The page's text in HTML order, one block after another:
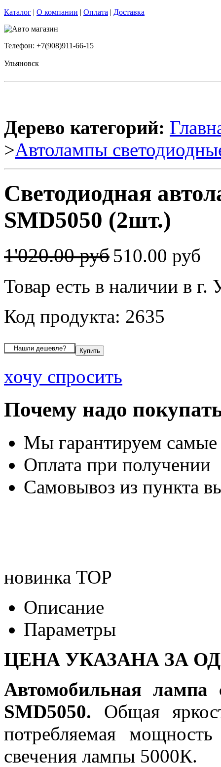
Каталог | О компании | Оплата | Доставка
Телефон: +7(908)911-66-15
Ульяновск
Дерево категорий:
>Автолампы
Светодиодная
SMD5050 (2шт.)
1'020.00 руб 510.00 руб
Товар есть в наличии в г.
Код продукта: 2635
хочу спросить
Почему надо
Мы гарантируем
Оплата при получении
Самовывоз из пункта
новинка TOP
Описание
Параметры
ЦЕНА УКАЗАНА ЗА
Автомобильная
SMD5050. Общая
потребляемая
свечения лампы 5000К.